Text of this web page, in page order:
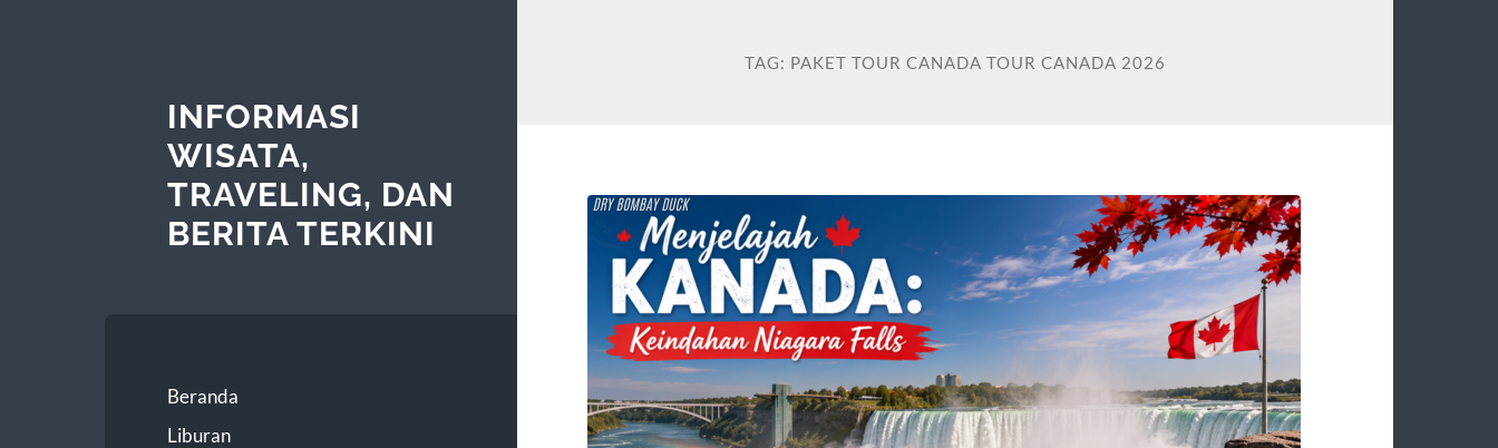
INFORMASI
WISATA,
TRAVELING, DAN
BERITA TERKINI
Beranda
Liburan
TAG: PAKET TOUR CANADA TOUR CANADA 2026